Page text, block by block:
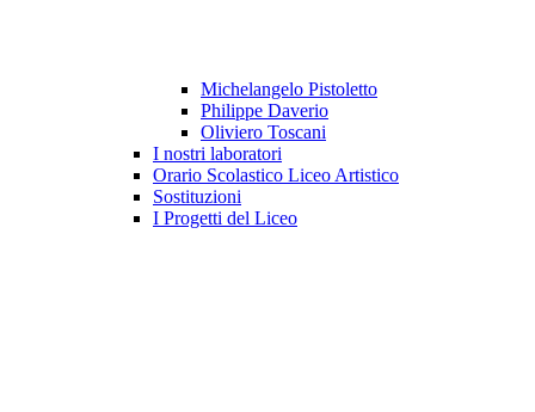
Michelangelo Pistoletto
Philippe Daverio
Oliviero Toscani
I nostri laboratori
Orario Scolastico Liceo Artistico
Sostituzioni
I Progetti del Liceo